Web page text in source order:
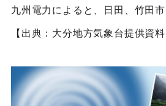
九州電力によると、日田、竹田市
【出典：大分地方気象台提供資料